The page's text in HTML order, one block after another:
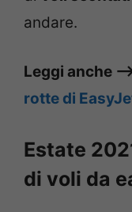
andare.
Leggi anche
rotte di
Estate
di voli da